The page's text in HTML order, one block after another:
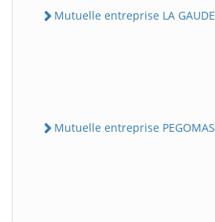
Mutuelle entreprise LA GAUDE
Mutuelle entreprise PEGOMAS